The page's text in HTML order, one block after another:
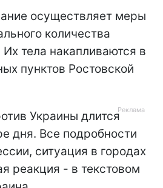
осуществляет меры
количества
тела накапливаются в
пунктов Ростовской
Украины длится
дня. Все подробности
ситуация в городах
реакция - в текстовом